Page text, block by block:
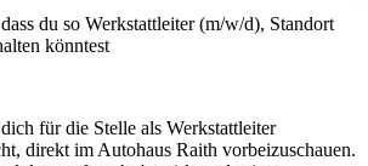
du so Werkstattleiter (m/w/d), Standort
könntest
für die Stelle als Werkstattleiter
direkt im Autohaus Raith vorbeizuschauen.